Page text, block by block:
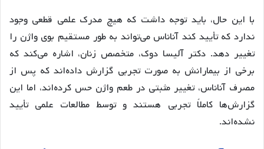
با این حال، باید توجه داشت که هیچ مدرک علمی قطعی وجود
ندارد که تأیید کند آناناس می‌تواند به طور مستقیم بوی واژن را
تغییر دهد. دکتر آلیسا دوک، متخصص زنان، اشاره می‌کند که
برخی از بیمارانش به صورت تجربی گزارش داده‌اند که پس از
مصرف آناناس، تغییر مثبتی در طعم واژن حس کرده‌اند، اما این
گزارش‌ها کاملاً تجربی هستند و توسط مطالعات علمی تأیید
نشده‌اند.